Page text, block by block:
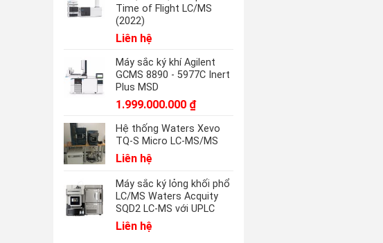
Time of Flight LC/MS
(2022)
Liên hệ
Máy sắc ký khí Agilent
GCMS 8890 - 5977C Inert
Plus MSD
1.999.000.000 ₫
Hệ thống Waters Xevo
TQ-S Micro LC-MS/MS
Liên hệ
Máy sắc ký lỏng khối phổ
LC/MS Waters Acquity
SQD2 LC-MS với UPLC
Liên hệ